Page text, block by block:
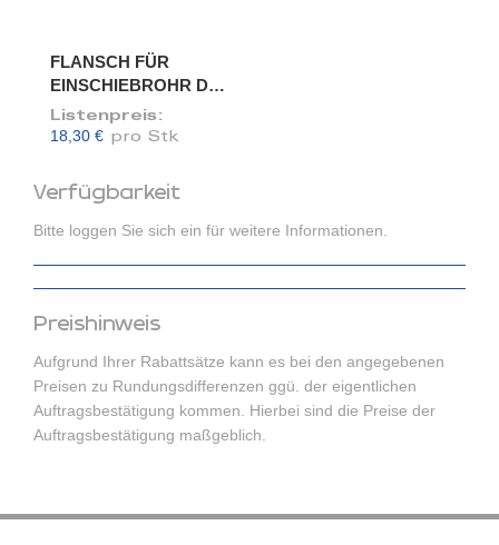
Verfügbarkeit
Bitte loggen Sie sich ein für weitere Informationen.
Preishinweis
Aufgrund Ihrer Rabattsätze kann es bei den angegebenen
Preisen zu Rundungsdifferenzen ggü. der eigentlichen
Auftragsbestätigung kommen. Hierbei sind die Preise der
Auftragsbestätigung maßgeblich.
FLANSCH FÜR
EINSCHIEBROHR DN
150/148
Listenpreis:
18,30 € pro Stk